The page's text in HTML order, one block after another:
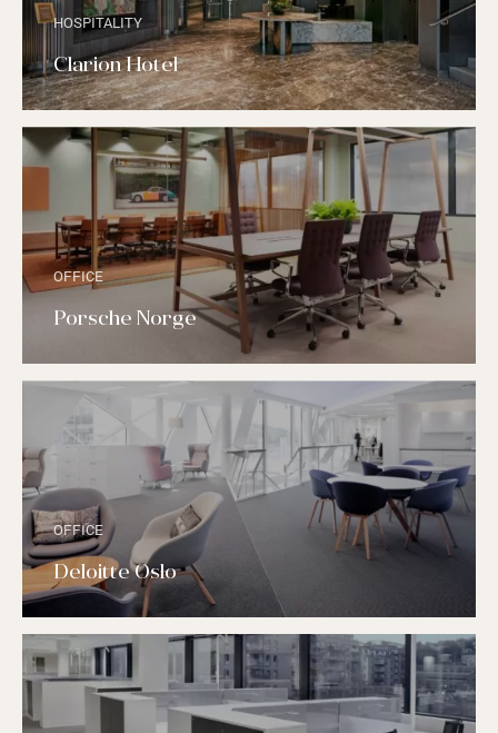
HOSPITALITY
Clarion Hotel
OFFICE
Porsche Norge
OFFICE
Deloitte Oslo